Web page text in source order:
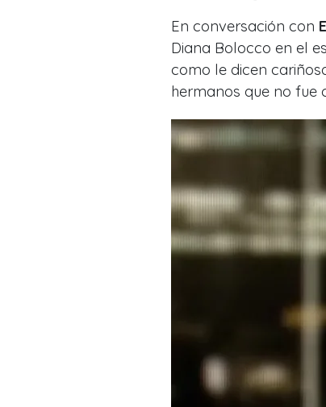
En conversación con
Diana Bolocco en el
como le dicen
hermanos que no fue